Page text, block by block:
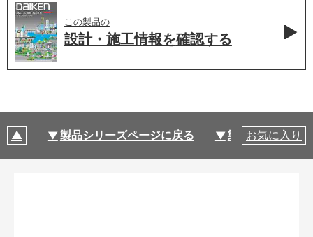
この製品の
設計・施工情報を確認する
製品シリーズページに戻る 製品仕様
お気に入り